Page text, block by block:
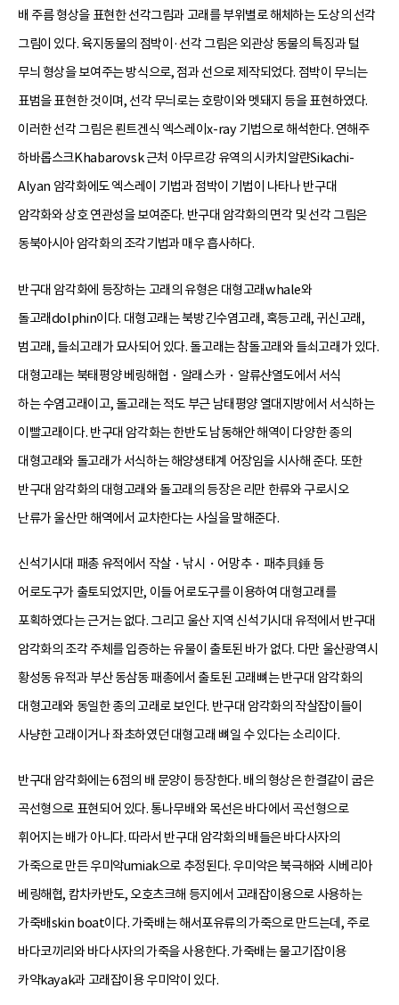
배 주름 형상을 표현한 선각그림과 고래를 부위별로 해체하는 도상의 선각
그림이 있다. 육지동물의 점박이·선각 그림은 외관상 동물의 특징과 털
무늬 형상을 보여주는 방식으로, 점과 선으로 제작되었다. 점박이 무늬는
표범을 표현한 것이며, 선각 무늬로는 호랑이와 멧돼지 등을 표현하였다.
이러한 선각 그림은 뢴트겐식 엑스레이x-ray 기법으로 해석한다. 연해주
하바롭스크Khabarovsk 근처 아무르강 유역의 시카치알랸Sikachi-
Alyan 암각화에도 엑스레이 기법과 점박이 기법이 나타나 반구대
암각화와 상호 연관성을 보여준다. 반구대 암각화의 면각 및 선각 그림은
동북아시아 암각화의 조각기법과 매우 흡사하다.
반구대 암각화에 등장하는 고래의 유형은 대형고래whale와
돌고래dolphin이다. 대형고래는 북방긴수염고래, 혹등고래, 귀신고래,
범고래, 들쇠고래가 묘사되어 있다. 돌고래는 참돌고래와 들쇠고래가 있다.
대형고래는 북태평양 베링해협・알래스카・알류샨열도에서 서식
하는 수염고래이고, 돌고래는 적도 부근 남태평양 열대지방에서 서식하는
이빨고래이다. 반구대 암각화는 한반도 남동해안 해역이 다양한 종의
대형고래와 돌고래가 서식하는 해양생태계 어장임을 시사해 준다. 또한
반구대 암각화의 대형고래와 돌고래의 등장은 리만 한류와 구로시오
난류가 울산만 해역에서 교차한다는 사실을 말해준다.
신석기시대 패총 유적에서 작살・낚시・어망추・패추貝錘 등
어로도구가 출토되었지만, 이들 어로도구를 이용하여 대형고래를
포획하였다는 근거는 없다. 그리고 울산 지역 신석기시대 유적에서 반구대
암각화의 조각 주체를 입증하는 유물이 출토된 바가 없다. 다만 울산광역시
황성동 유적과 부산 동삼동 패총에서 출토된 고래뼈는 반구대 암각화의
대형고래와 동일한 종의 고래로 보인다. 반구대 암각화의 작살잡이들이
사냥한 고래이거나 좌초하였던 대형고래 뼈일 수 있다는 소리이다.
반구대 암각화에는 6점의 배 문양이 등장한다. 배의 형상은 한결같이 굽은
곡선형으로 표현되어 있다. 통나무배와 목선은 바다에서 곡선형으로
휘어지는 배가 아니다. 따라서 반구대 암각화의 배들은 바다사자의
가죽으로 만든 우미악umiak으로 추정된다. 우미악은 북극해와 시베리아
베링해협, 캄차카반도, 오호츠크해 등지에서 고래잡이용으로 사용하는
가죽배skin boat이다. 가죽배는 해서포유류의 가죽으로 만드는데, 주로
바다코끼리와 바다사자의 가죽을 사용한다. 가죽배는 물고기잡이용
카약kayak과 고래잡이용 우미악이 있다.